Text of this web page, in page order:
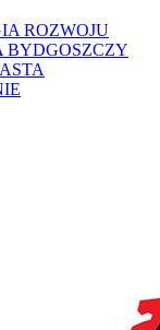
ROZWOJU
BYDGOSZCZY